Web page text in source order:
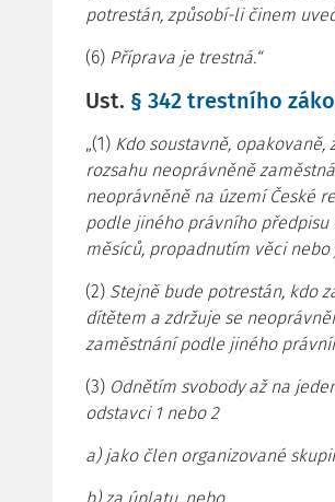
potrestán, způsobí-li činem
(6) Příprava je trestná.“
Ust. § 342 trestního
„(1) Kdo soustavně,
rozsahu neoprávněně
neoprávněně na území České
podle jiného právního předpisu
měsíců, propadnutím věci
(2) Stejně bude potrestán, kdo
dítětem a zdržuje se
zaměstnání podle jiného
(3) Odnětím svobody až na
odstavci 1 nebo 2
a) jako člen organizované